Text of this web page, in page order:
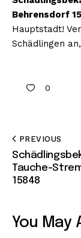
Behrensdorf
Hauptstadt!
Schädlingen
0
PREVIOUS
Tauche-
15848
You May